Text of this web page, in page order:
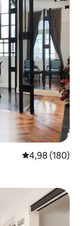
4,98 de uma
4,98 (180)